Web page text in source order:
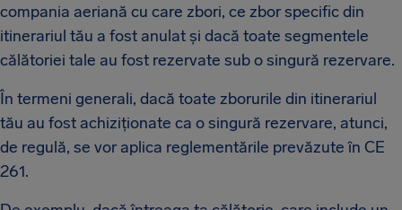
compania aeriană cu care zbori, ce zbor specific din
itinerariul tău a fost anulat și dacă toate segmentele
călătoriei tale au fost rezervate sub o singură rezervare.
În termeni generali, dacă toate zborurile din itinerariul
tău au fost achiziționate ca o singură rezervare, atunci,
de regulă, se vor aplica reglementările prevăzute în CE
261.